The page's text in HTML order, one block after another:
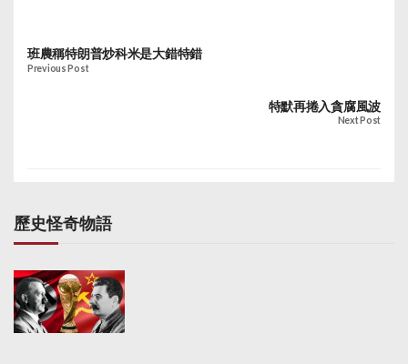
班農稱特朗普炒科米是大錯特錯
Previous Post
特默再捲入貪腐風波
Next Post
歷史怪奇物語